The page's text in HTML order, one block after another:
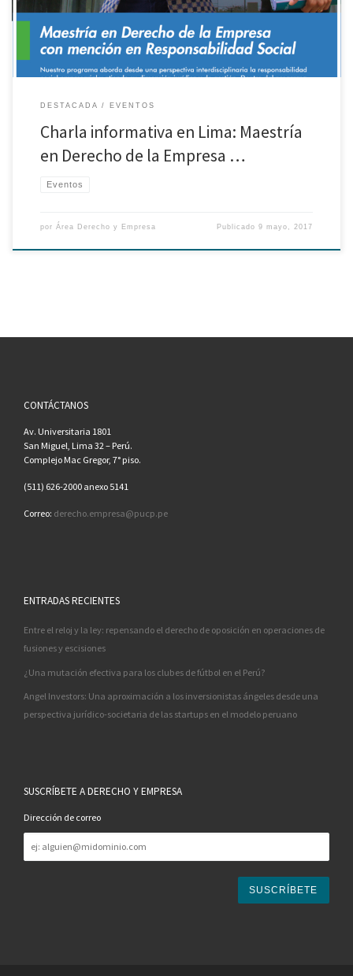
DESTACADA EVENTOS
Charla informativa en Lima: Maestría
en Derecho de la Empresa …
Eventos
por Área Derecho y Empresa Publicado9 mayo, 2017
CONTÁCTANOS
Av. Universitaria 1801
San Miguel, Lima 32 – Perú.
Complejo Mac Gregor, 7° piso.
(511) 626-2000 anexo 5141
Correo: derecho.empresa@pucp.pe
ENTRADAS RECIENTES
Entre el reloj y la ley: repensando el derecho de oposición en operaciones de
fusiones y escisiones
¿Una mutación efectiva para los clubes de fútbol en el Perú?
Angel Investors: Una aproximación a los inversionistas ángeles desde una
perspectiva jurídico-societaria de las startups en el modelo peruano
SUSCRÍBETE A DERECHO Y EMPRESA
Dirección de correo
de
correo